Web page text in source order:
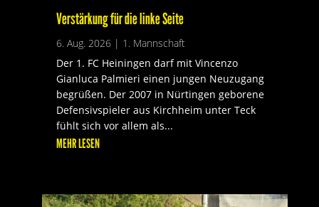
Verstärkung für die linke Seite
6. Aug. 2026| 1. Mannschaft
Der 1. FC Heiningen darf mit Vincenzo
Gianluca Palmieri einen jungen Neuzugang
begrüßen. Der 2007 in Nürtingen geborene
Defensivspieler aus Kirchheim unter Teck
fühlt sich vor allem als...
MEHR LESEN